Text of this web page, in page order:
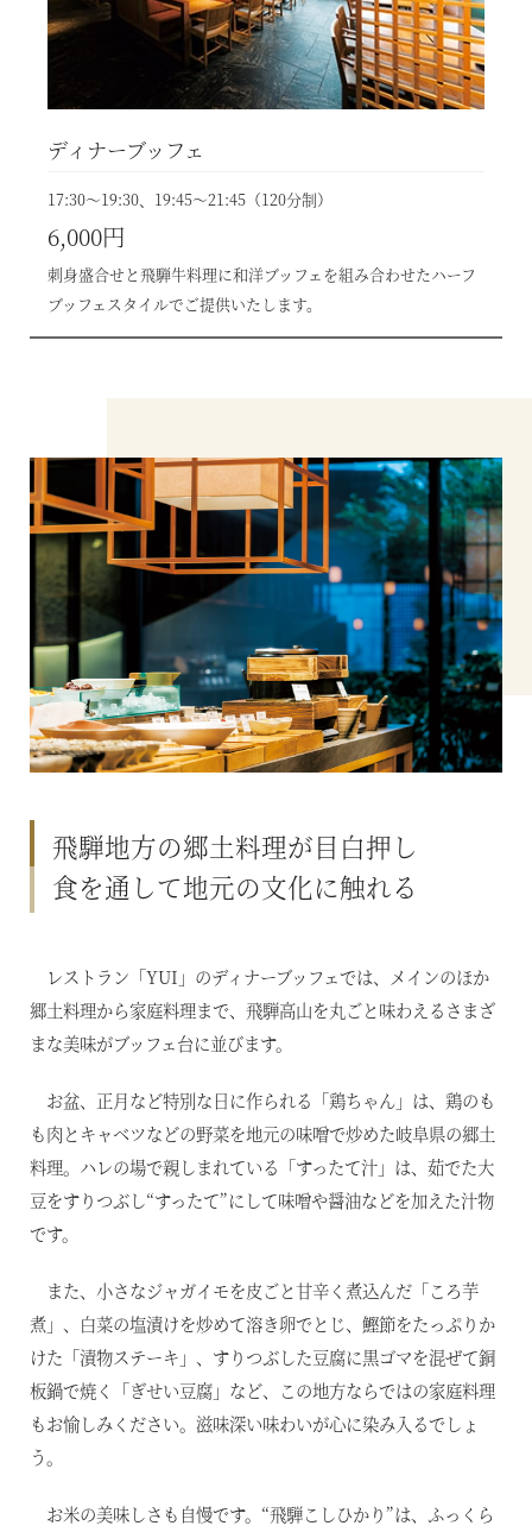
HOME
「旅」のご提案
特集｜Harvest Times
「特集」
デジタルブック
那須
那須Retreat
鬼怒川
関東エリア
勝浦
箱根甲子園
熱海伊豆山
ディナーブッフェ
17:30〜19:30、19:45〜21:45（120分制）
6,000円
刺身盛合せと飛騨牛料理に和洋ブッフェを組み合わせたハーフ
ブッフェスタイルでご提供いたします。
飛騨地方の郷土料理が目白押し
食を通して地元の文化に触れる
レストラン「YUI」のディナーブッフェでは、メインのほか
郷土料理から家庭料理まで、飛騨高山を丸ごと味わえるさまざ
まな美味がブッフェ台に並びます。
お盆、正月など特別な日に作られる「鶏ちゃん」は、鶏のも
も肉とキャベツなどの野菜を地元の味噌で炒めた岐阜県の郷土
料理。ハレの場で親しまれている「すったて汁」は、茹でた大
豆をすりつぶし“すったて”にして味噌や醤油などを加えた汁物
です。
また、小さなジャガイモを皮ごと甘辛く煮込んだ「ころ芋
煮」、白菜の塩漬けを炒めて溶き卵でとじ、鰹節をたっぷりか
けた「漬物ステーキ」、すりつぶした豆腐に黒ゴマを混ぜて銅
板鍋で焼く「ぎせい豆腐」など、この地方ならではの家庭料理
もお愉しみください。滋味深い味わいが心に染み入るでしょ
う。
お米の美味しさも自慢です。“飛騨こしひかり”は、ふっくら